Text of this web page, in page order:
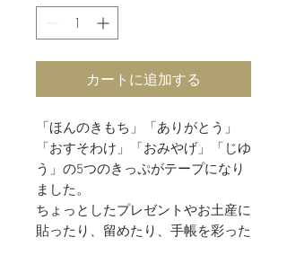
カートに追加する
「ほんのきもち」「ありがとう」
「おすそわけ」「おみやげ」「じゆ
う」の5つのきっぷがテープになり
ました。
ちょっとしたプレゼントやお土産に
貼ったり、留めたり、手帳を彩った